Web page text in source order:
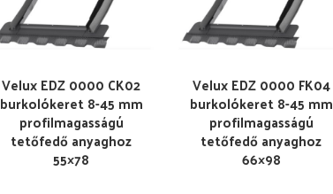
Velux EDZ 0000 CK02
burkolókeret 8-45 mm
profilmagasságú
tetőfedő anyaghoz
55×78
Velux EDZ 0000 FK04
burkolókeret 8-45 mm
profilmagasságú
tetőfedő anyaghoz
66×98